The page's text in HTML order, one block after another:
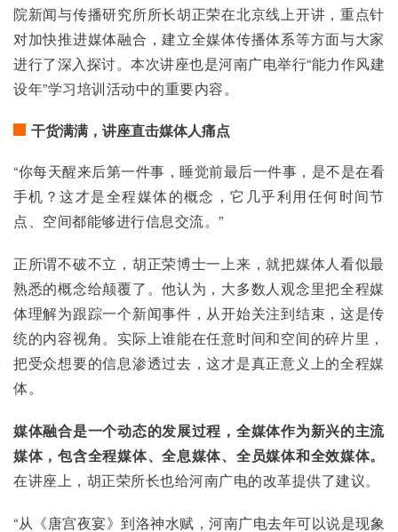
院新闻与传播研究所所长胡正荣在北京线上开讲，重点针
对加快推进媒体融合，建立全媒体传播体系等方面与大家
进行了深入探讨。本次讲座也是河南广电举行“能力作风建
设年”学习培训活动中的重要内容。
干货满满，讲座直击媒体人痛点
“你每天醒来后第一件事，睡觉前最后一件事，是不是在看
手机？这才是全程媒体的概念，它几乎利用任何时间节
点、空间都能够进行信息交流。”
正所谓不破不立，胡正荣博士一上来，就把媒体人看似最
熟悉的概念给颠覆了。他认为，大多数人观念里把全程媒
体理解为跟踪一个新闻事件，从开始关注到结束，这是传
统的内容视角。实际上谁能在任意时间和空间的碎片里，
把受众想要的信息渗透过去，这才是真正意义上的全程媒
体。
媒体融合是一个动态的发展过程，全媒体作为新兴的主流
媒体，包含全程媒体、全息媒体、全员媒体和全效媒体。
在讲座上，胡正荣所长也给河南广电的改革提供了建议。
“从《唐宫夜宴》到洛神水赋，河南广电去年可以说是现象